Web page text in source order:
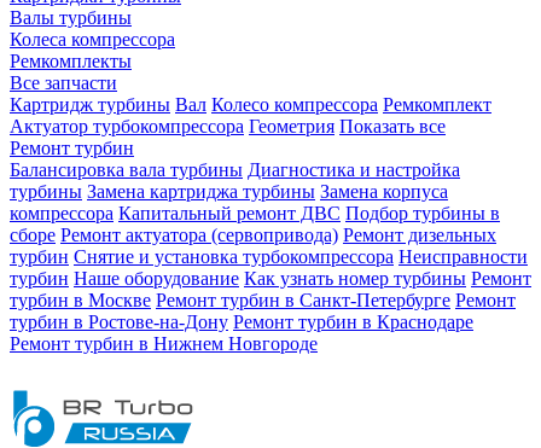
Валы турбины
Колеса компрессора
Ремкомплекты
Все запчасти
Картридж турбины Вал Колесо компрессора Ремкомплект
Актуатор турбокомпрессора Геометрия Показать все
Ремонт турбин
Балансировка вала турбины Диагностика и настройка
турбины Замена картриджа турбины Замена корпуса
компрессора Капитальный ремонт ДВС Подбор турбины в
сборе Ремонт актуатора (сервопривода) Ремонт дизельных
турбин Снятие и установка турбокомпрессора Неисправности
турбин Наше оборудование Как узнать номер турбины Ремонт
турбин в Москве Ремонт турбин в Санкт-Петербурге Ремонт
турбин в Ростове-на-Дону Ремонт турбин в Краснодаре
Ремонт турбин в Нижнем Новгороде